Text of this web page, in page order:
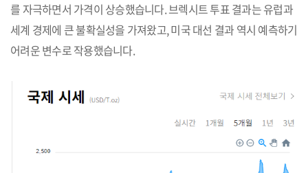
를 자극하면서 가격이 상승했습니다. 브렉시트 투표 결과는 유럽과
세계 경제에 큰 불확실성을 가져왔고, 미국 대선 결과 역시 예측하기
어려운 변수로 작용했습니다.